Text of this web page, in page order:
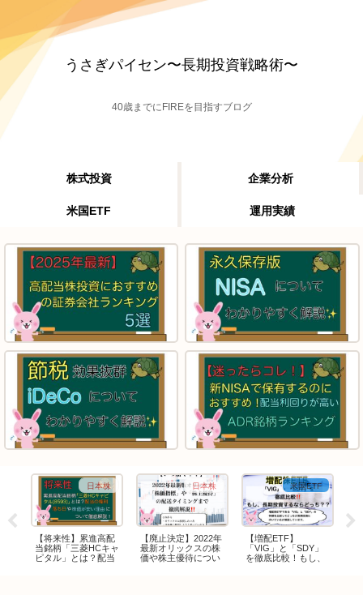
うさぎパイセン〜長期投資戦略術〜
40歳までにFIREを目指すブログ
株式投資 企業分析
米国ETF 運用実績
日本株
【将来性】累進高配
当銘柄「三菱HCキャ
ピタル」とは？配当
日本株
【廃止決定】2022年
最新オリックスの株
価や株主優待につい
米国ETF
【増配ETF】
「VIG」と「SDY」
を徹底比較！もし、